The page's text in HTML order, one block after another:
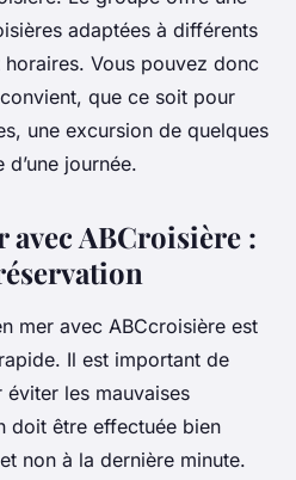
adaptées à différents
Vous pouvez donc
que ce soit pour
une excursion de quelques
journée.
ABCroisière :
mer avec ABCcroisière est
Il est important de
éviter les mauvaises
doit être effectuée bien
non à la dernière minute.